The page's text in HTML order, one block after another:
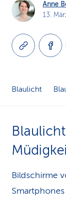
Anne
13.
Blaulicht
Bildschirme